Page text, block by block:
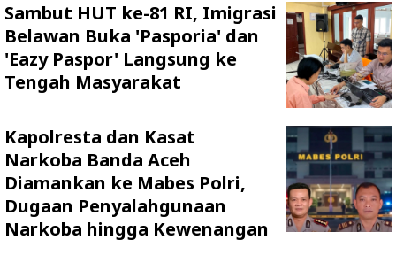
Sambut HUT ke-81 RI, Imigrasi
Belawan Buka 'Pasporia' dan
'Eazy Paspor' Langsung ke
Tengah Masyarakat
Kapolresta dan Kasat
Narkoba Banda Aceh
Diamankan ke Mabes Polri,
Dugaan Penyalahgunaan
Narkoba hingga Kewenangan